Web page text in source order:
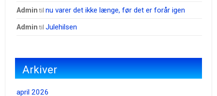
admin til nu varer det ikke længe, før det er forår igen
admin til Julehilsen
Arkiver
april 2026